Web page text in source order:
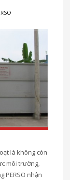
là không còn
môi trường,
PERSO nhận